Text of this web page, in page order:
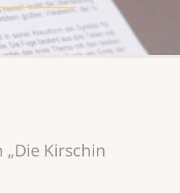
Kirschin